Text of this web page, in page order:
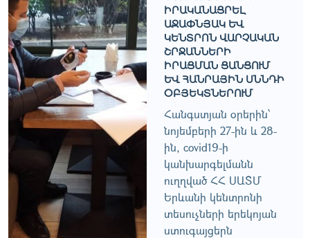
ԱԿԱՆԱՑՐԵԼ ԱՋ
ԱՓՆՅԱԿ ԵՒ ԿԵՆ
ՏՐՈՆ ՎԱՐՉԱԿԱՆ ՇՐՋ
ԱՆՆԵՐԻ ԻՐԱ
ՑՄԱՆ ՑԱՆՑՈՒՄ ԵՒ Հ
ԱՆՐԱՅԻՆ ՍՆՆԴԻ ՕԲՅԵ
ԿՏՆԵՐՈՒՄ
Հանգստյան օրերին՝
նոյեմբերի 27-ին և 28-
ին, covid19-ի
կանխարգելմանն
ուղղված ՀՀ ՍԱՏՄ
Երևանի կենտրոնի
տեսուչների երեկոյան
ստուգայցերն